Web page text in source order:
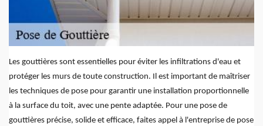
Les gouttières sont essentielles pour éviter les infiltrations d'eau et
protéger les murs de toute construction. Il est important de maîtriser
les techniques de pose pour garantir une installation proportionnelle
à la surface du toit, avec une pente adaptée. Pour une pose de
gouttières précise, solide et efficace, faites appel à l'entreprise de pose